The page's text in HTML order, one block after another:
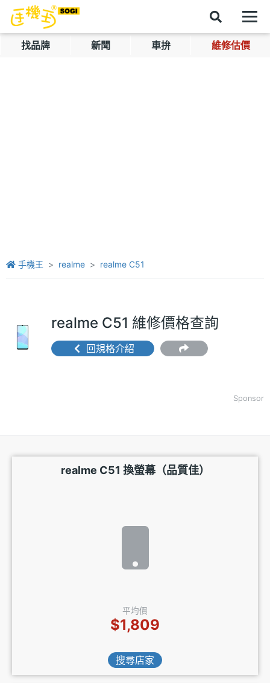
找品牌 新聞 車拚 維修估價
手機王 realme realme C51
realme C51 維修價格查詢
回規格介紹
Sponsor
realme C51 換螢幕（品質佳）
平均價
$1,809
搜尋店家